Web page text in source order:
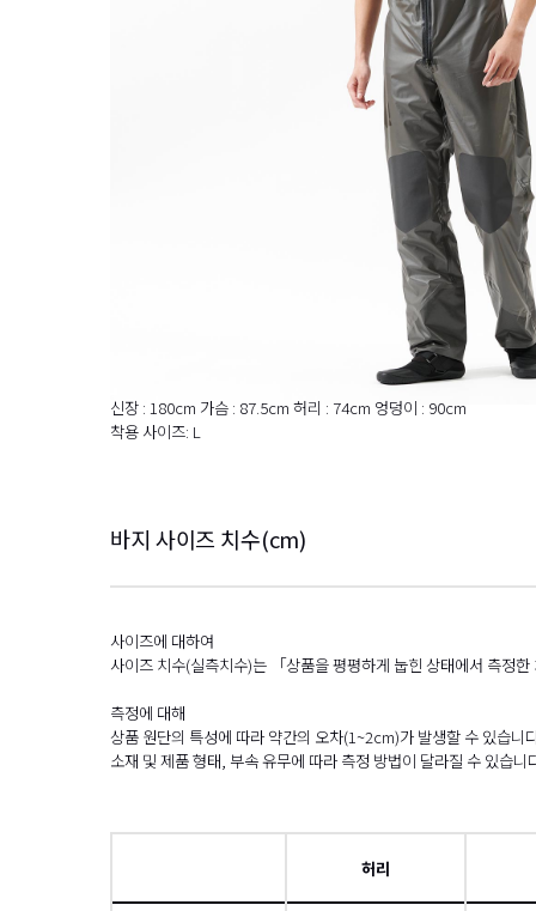
신장 : 180cm 가슴 : 87.5cm 허리 : 74cm 엉덩이 : 90cm
착용 사이즈: L
바지 사이즈 치수(cm)
사이즈에 대하여
사이즈 치수(실측치수)는 「상품을 평평하게 눕힌 상태에서 측정
측정에 대해
상품 원단의 특성에 따라 약간의 오차(1~2cm)가 발생할 수 있습니
소재 및 제품 형태, 부속 유무에 따라 측정 방법이 달라질 수 있습니
허리